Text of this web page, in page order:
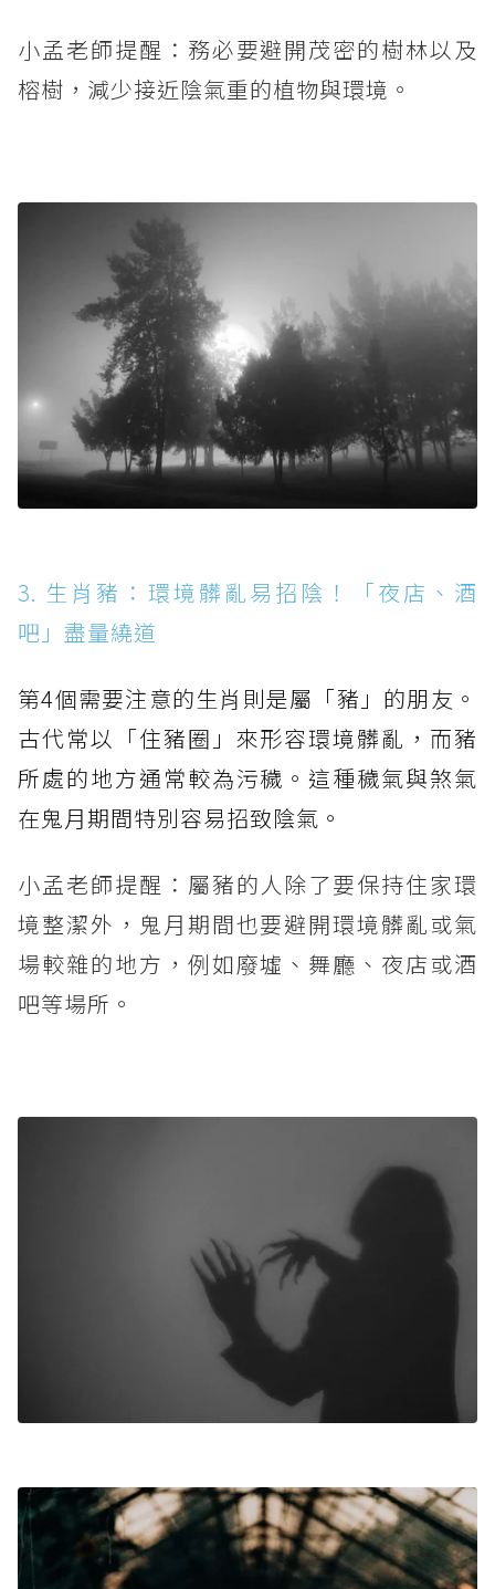
小孟老師提醒：務必要避開茂密的樹林以及
榕樹，減少接近陰氣重的植物與環境。
3. 生肖豬：環境髒亂易招陰！「夜店、酒
吧」盡量繞道
第4個需要注意的生肖則是屬「豬」的朋友。
古代常以「住豬圈」來形容環境髒亂，而豬
所處的地方通常較為污穢。這種穢氣與煞氣
在鬼月期間特別容易招致陰氣。
小孟老師提醒：屬豬的人除了要保持住家環
境整潔外，鬼月期間也要避開環境髒亂或氣
場較雜的地方，例如廢墟、舞廳、夜店或酒
吧等場所。